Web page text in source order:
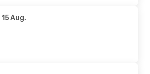
Aug.